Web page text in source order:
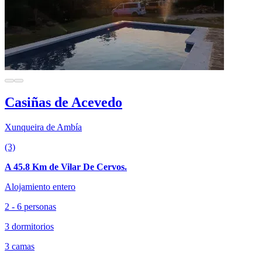
Casiñas de Acevedo
Xunqueira de Ambía
(3)
A 45.8 Km de Vilar De Cervos.
Alojamiento entero
2 - 6 personas
3 dormitorios
3 camas